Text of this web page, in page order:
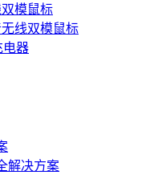
模鼠标
线双模鼠标
电器
解决方案